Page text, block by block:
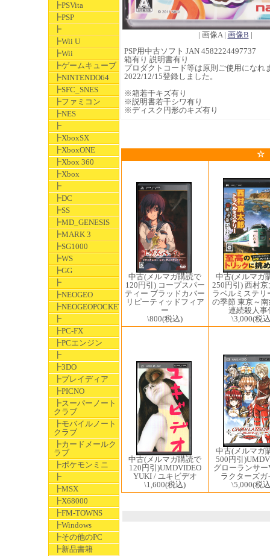
┣PSVita
┣PSP
┣
┣Wii U
┣Wii
┣ゲームキューブ
┣NINTENDO64
┣SFC_SNES
┣ファミコン
┣NES
┣
┣XboxSX
┣XboxONE
┣Xbox 360
┣Xbox
┣
┣DC
┣SS
┣MD_GENESIS
┣MARK 3
┣SG1000
┣WS
┣GG
┣
┣NEOGEO
┣NEOGEOPOCKET
┣
┣PC-FX
┣PCエンジン
┣
┣3DO
┣プレイディア
┣PICNO
┣スーパーノート
クラブ
┣モバイルノート
クラブ
┣カードメールク
ラブ
┣ポケモンミニ
┣
┣MSX
┣X68000
┣FM-TOWNS
┣Windows
┣その他のPC
┣新品書籍
| 画像A | 画像B |
PSP用中古ソフト JAN 4582224497737
箱有り 説明書有り
プロダクトコード等は原則ご使用になれ
2022/12/15登録しました。
※箱若干キズ有り
※説明書若干シワ有り
※ディスク円形のキズ有り
☆
中古(メルマガ購読で
120円引) コープスパー
ティー ブラッドカバー
リピーティッドフィア
ー
\800(税込)
中古(メルマガ
250円引) 西村
ラベルミステリ
の季節 東京～
連続殺人事
\3,000(税
中古(メルマガ購読で
120円引)UMDVIDEO
YUKI / ユキビデオ
\1,600(税込)
中古(メルマガ
500円引
グローランサー
ラクターズガ
\5,000(税